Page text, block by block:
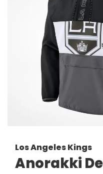
Los Angeles Kings
Anorakki